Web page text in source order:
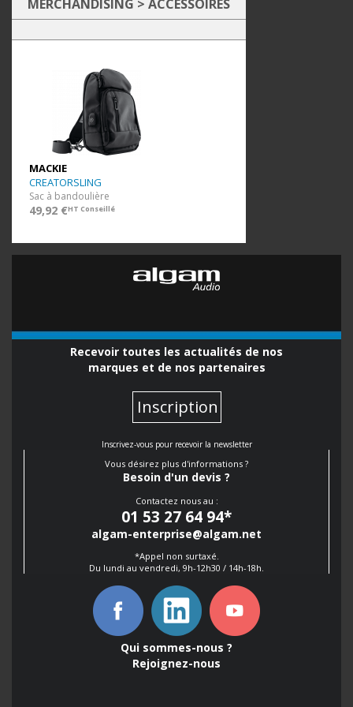
MERCHANDISING > ACCESSOIRES
MACKIE
CREATORSLING
Sac à bandoulière
49,92 €HT Conseillé
Recevoir toutes les actualités de nos
marques et de nos partenaires
Inscription
Inscrivez-vous pour recevoir la newsletter
Vous désirez plus d'informations ?
Besoin d'un devis ?
Contactez nous au :
01 53 27 64 94*
algam-enterprise@algam.net
*Appel non surtaxé.
Du lundi au vendredi, 9h-12h30 / 14h-18h.
Qui sommes-nous ?
Rejoignez-nous